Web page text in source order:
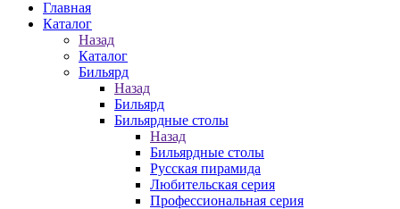
Главная
Каталог
Назад
Каталог
Бильярд
Назад
Бильярд
Бильярдные столы
Назад
Бильярдные столы
Русская пирамида
Любительская серия
Профессиональная серия